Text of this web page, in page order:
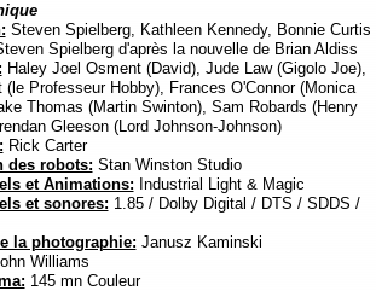
Steven Spielberg, Kathleen Kennedy, Bonnie Curtis
Spielberg d'après la nouvelle de Brian Aldiss
Haley Joel Osment (David), Jude Law (Gigolo Joe),
(le Professeur Hobby), Frances O'Connor (Monica
Thomas (Martin Swinton), Sam Robards (Henry
Gleeson (Lord Johnson-Johnson)
Rick Carter
des robots: Stan Winston Studio
et Animations: Industrial Light & Magic
et sonores: 1.85 / Dolby Digital / DTS / SDDS /
la photographie: Janusz Kaminski
Williams
145 mn Couleur